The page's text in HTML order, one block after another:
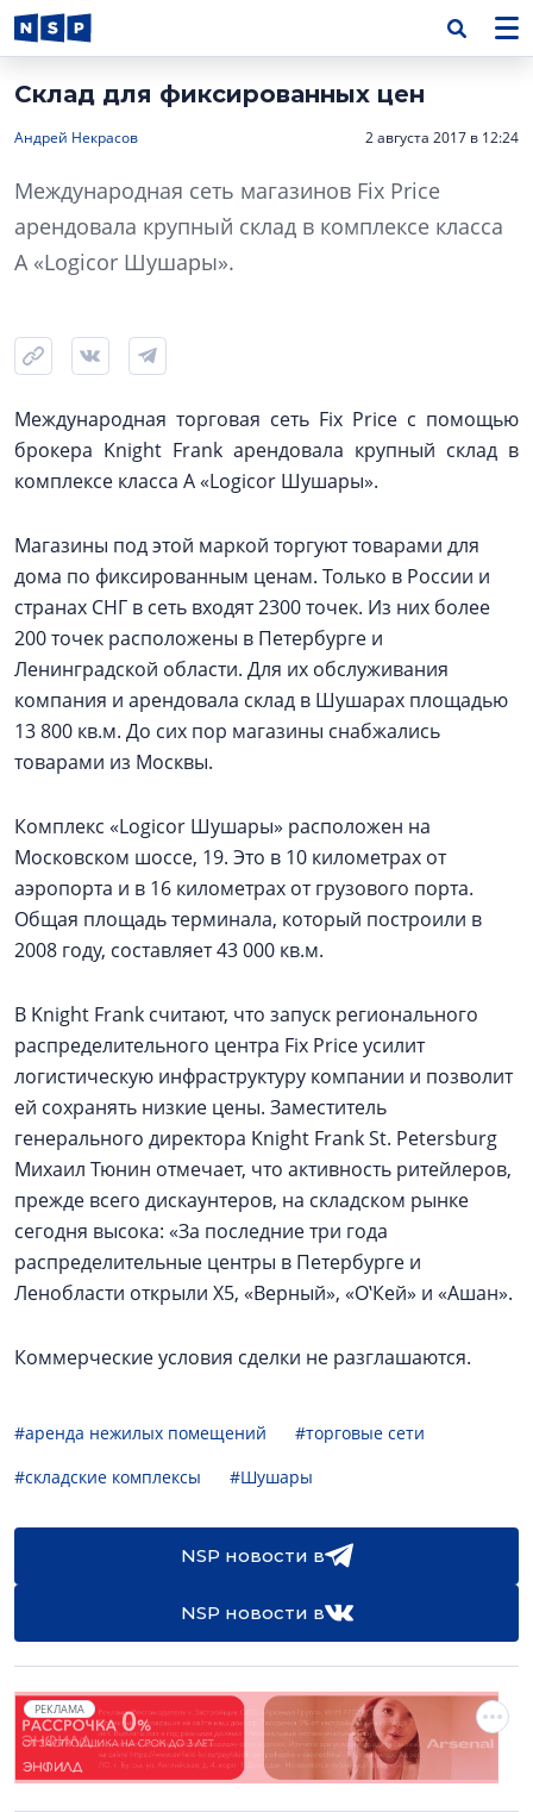
Склад для фиксированных цен
Андрей Некрасов 2 августа 2017 в 12:24
Международная сеть магазинов Fix Price
арендовала крупный склад в комплексе класса
А «Logicor Шушары».
Международная торговая сеть Fix Price с помощью
брокера Knight Frank арендовала крупный склад в
комплексе класса А «Logicor Шушары».
Магазины под этой маркой торгуют товарами для
дома по фиксированным ценам. Только в России и
странах СНГ в сеть входят 2300 точек. Из них более
200 точек расположены в Петербурге и
Ленинградской области. Для их обслуживания
компания и арендовала склад в Шушарах площадью
13 800 кв.м. До сих пор магазины снабжались
товарами из Москвы.
Комплекс «Logicor Шушары» расположен на
Московском шоссе, 19. Это в 10 километрах от
аэропорта и в 16 километрах от грузового порта.
Общая площадь терминала, который построили в
2008 году, составляет 43 000 кв.м.
В Knight Frank считают, что запуск регионального
распределительного центра Fix Price усилит
логистическую инфраструктуру компании и позволит
ей сохранять низкие цены. Заместитель
генерального директора Knight Frank St. Petersburg
Михаил Тюнин отмечает, что активность ритейлеров,
прежде всего дискаунтеров, на складском рынке
сегодня высока: «За последние три года
распределительные центры в Петербурге и
Ленобласти открыли Х5, «Верный», «О‛Кей» и «Ашан».
Коммерческие условия сделки не разглашаются.
#аренда нежилых помещений
#торговые сети
#складские комплексы
#Шушары
NSP новости в
NSP новости в
РЕКЛАМА